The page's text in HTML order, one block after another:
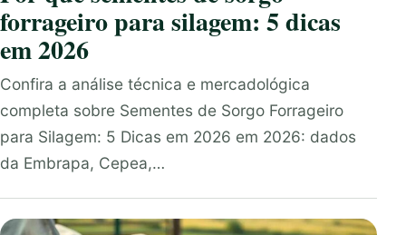
forrageiro para silagem: 5 dicas
em 2026
Confira a análise técnica e mercadológica
completa sobre Sementes de Sorgo Forrageiro
para Silagem: 5 Dicas em 2026 em 2026: dados
da Embrapa, Cepea,…